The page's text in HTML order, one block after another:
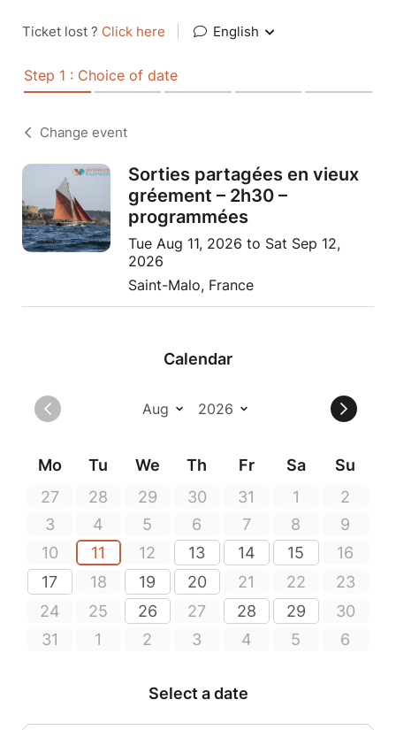
Ticket lost ? Click here English
Step 1 : Choice of date
Change event
Sorties partagées en vieux
gréement – 2h30 –
programmées
Tue Aug 11, 2026 to Sat Sep 12,
2026
Saint-Malo, France
Calendar
Mo Tu We Th Fr Sa
Su
27
28 29 30 31 1
2
3
4 5 6 7 8
9
10
11 12 13 14 15
16
17
18 19 20 21 22
23
24
25 26 27 28 29
30
31
1 2 3 4 5 6
Select a date